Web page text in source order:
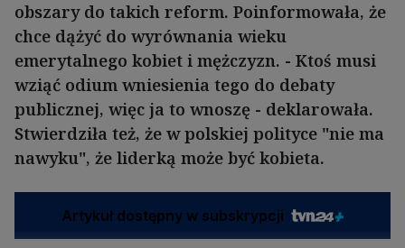
obszary do takich reform. Poinformowała, że
chce dążyć do wyrównania wieku
emerytalnego kobiet i mężczyzn. - Ktoś musi
wziąć odium wniesienia tego do debaty
publicznej, więc ja to wnoszę - deklarowała.
Stwierdziła też, że w polskiej polityce "nie ma
nawyku", że liderką może być kobieta.
Artykuł dostępny w subskrypcji